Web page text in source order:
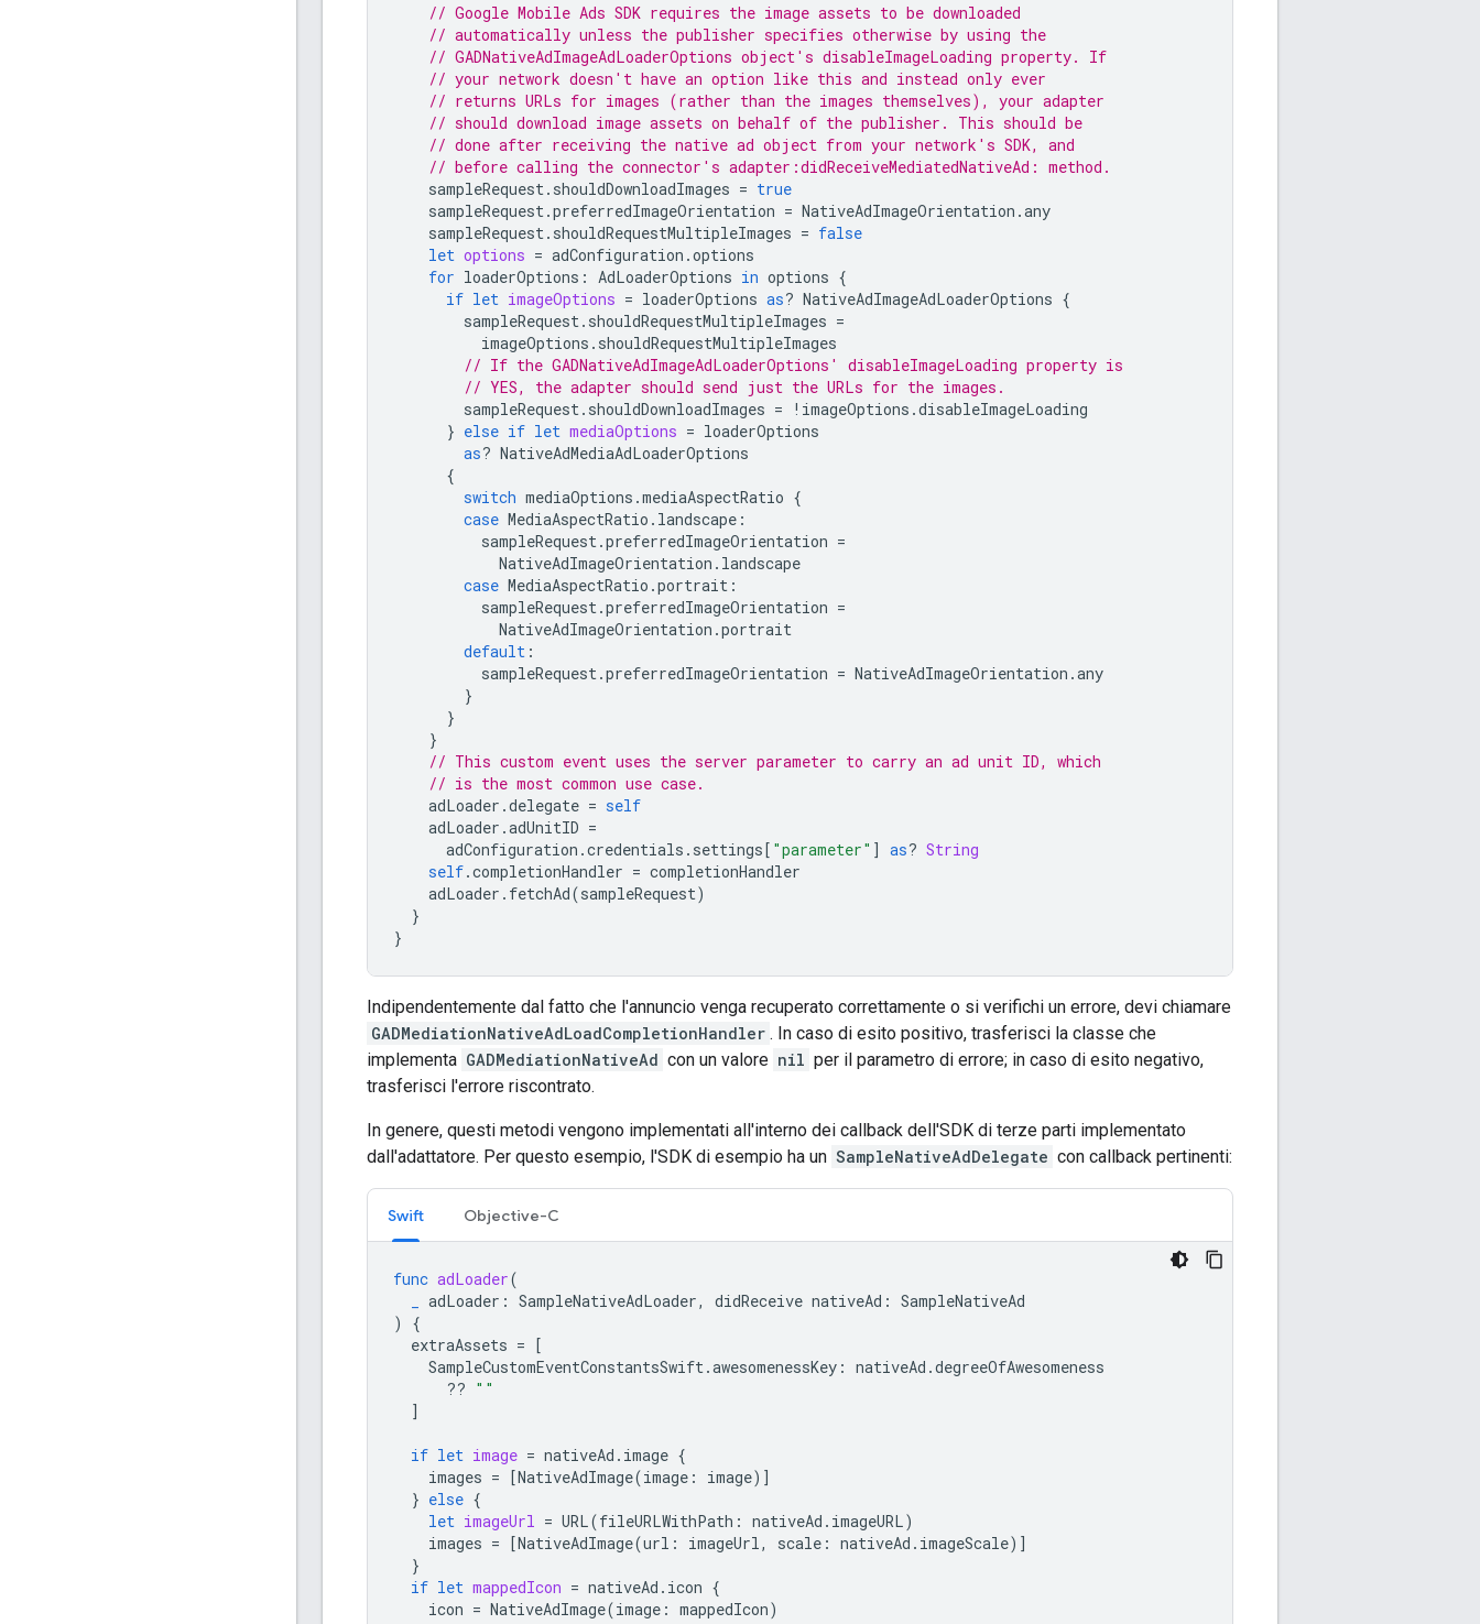
// Google Mobile Ads SDK requires the image assets to be downloaded
// automatically unless the publisher specifies otherwise by using the
// GADNativeAdImageAdLoaderOptions object's disableImageLoading property. If
// your network doesn't have an option like this and instead only ever
// returns URLs for images (rather than the images themselves), your adapter
// should download image assets on behalf of the publisher. This should be
// done after receiving the native ad object from your network's SDK, and
// before calling the connector's adapter:didReceiveMediatedNativeAd: method.
sampleRequest. shouldDownloadImages = true
sampleRequest.preferredImageOrientation = NativeAdImageOrientation .any
sampleRequest. shouldRequestMultipleImages = false
let options = adConfiguration .options
for loaderOptions : AdLoaderOptions in options {
if let imageOptions = loaderOptions as? NativeAdImageAdLoaderOptions {
sampleRequest. shouldRequestMultipleImages =
imageOptions . shouldRequestMultipleImages
// If the GADNativeAdImageAdLoaderOptions' disableImageLoading property is
// YES, the adapter should send just the URLs for the images.
sampleRequest. shouldDownloadImages = ! imageOptions .disableImageLoading
} else if let mediaOptions = loaderOptions
as? NativeAdMediaAdLoaderOptions
{
switch mediaOptions .mediaAspectRatio {
case MediaAspectRatio . landscape :
sampleRequest.preferredImageOrientation =
NativeAdImageOrientation . landscape
case MediaAspectRatio .portrait :
sampleRequest.preferredImageOrientation =
NativeAdImageOrientation .portrait
default :
sampleRequest.preferredImageOrientation = NativeAdImageOrientation .any
}
}
}
// This custom event uses the server parameter to carry an ad unit ID, which
// is the most common use case.
adLoader .delegate = self
adLoader .adUnitID =
adConfiguration .credentials . settings[ "parameter" ] as? String
self.completionHandler = completionHandler
adLoader . fetchAd(sampleRequest)
}
}
Indipendentemente dal fatto che l'annuncio venga recuperato correttamente o si verifichi un errore, devi chiamare
GADMediationNativeAdLoadCompletionHandler . In caso di esito positivo, trasferisci la classe che
implementa GADMediationNativeAd con un valore nil per il parametro di errore; in caso di esito negativo,
trasferisci l'errore riscontrato.
In genere, questi metodi vengono implementati all'interno dei callback dell'SDK di terze parti implementato
dall'adattatore. Per questo esempio, l'SDK di esempio ha un SampleNativeAdDelegate con callback pertinenti:
Swift Objective-C
func adLoader(
adLoader : SampleNativeAdLoader, didReceive nativeAd : SampleNativeAd
)
{
extraAssets = [
SampleCustomEventConstantsSwift.awesomenessKey : nativeAd .degreeOfAwesomeness
?? ""
]
if let image = nativeAd . image {
images = [NativeAdImage(image : image)]
} else {
let imageUrl = URL(fileURLWithPath : nativeAd . imageURL)
images = [NativeAdImage(url : imageUrl, scale : nativeAd . imageScale)]
}
if let mappedIcon = nativeAd . icon {
icon = NativeAdImage(image : mappedIcon)